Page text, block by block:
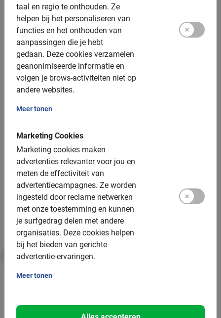
taal en regio te onthouden. Ze
helpen bij het personaliseren van
functies en het onthouden van
aanpassingen die je hebt
gedaan. Deze cookies verzamelen
geanonimiseerde informatie en
volgen je brows-activiteiten niet op
andere websites.
Meer tonen
Marketing Cookies
Marketing cookies maken
advertenties relevanter voor jou en
meten de effectiviteit van
advertentiecampagnes. Ze worden
ingesteld door reclame netwerken
met onze toestemming en kunnen
je surfgedrag delen met andere
organisaties. Deze cookies helpen
bij het bieden van gerichte
advertentie-ervaringen.
Meer tonen
Extra opties:
Kinderfietsen: v.a. ongeveer 8 jaar, 24 inch
Kinderzitjes: 1 beschikbaar, tot 21kg, gratis
Helmen: gratis en tot 12 jaar verplicht
E-bikes: beschikbaar, €25,- toeslag
Tandems: niet beschikbaar
Groepsgrootte:
Boekbaar voor groepen van: 2 tot 200 deelnemers
Minimum aantal: 4 deelnemers
Per 15 deelnemers wordt een extra gids ingezet
Bij grotere groepen zetten we meer gidsen in
Daarom is deze tour goed voor jou en de planeet: